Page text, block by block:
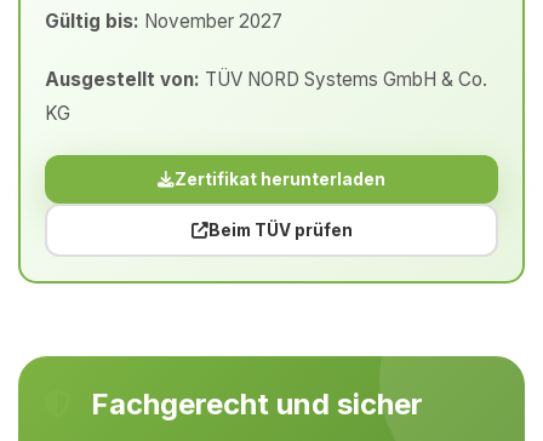
Gültig bis: November 2027
Ausgestellt von: TÜV NORD Systems GmbH & Co.
KG
Zertifikat herunterladen
Beim TÜV prüfen
Fachgerecht und sicher